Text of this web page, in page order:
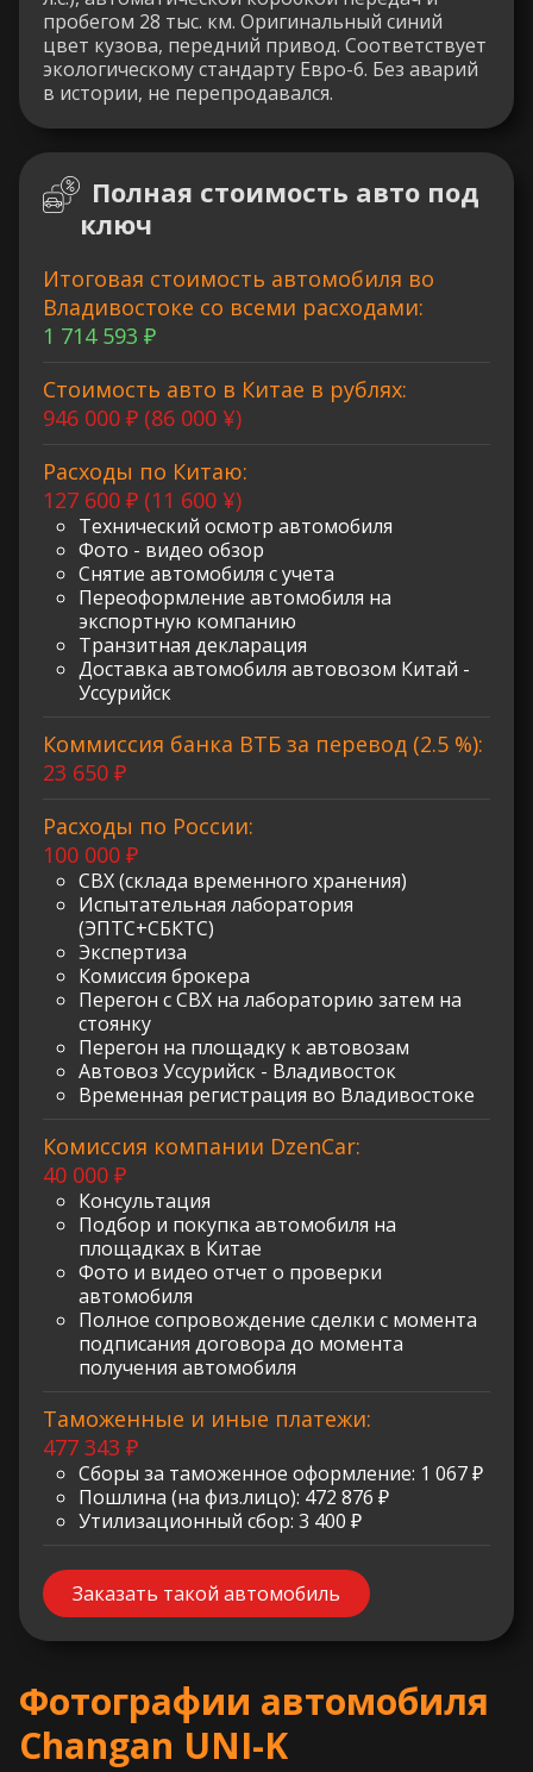
пробегом 28 тыс. км. Оригинальный синий
цвет кузова, передний привод. Соответствует
экологическому стандарту Евро-6. Без аварий
в истории, не перепродавался.
Полная стоимость авто под
ключ
Итоговая стоимость автомобиля во
Владивостоке со всеми расходами:
1 714 593 ₽
Стоимость авто в Китае в рублях:
946 000 ₽ (86 000 ¥)
Расходы по Китаю:
127 600 ₽ (11 600 ¥)
Технический осмотр автомобиля
Фото - видео обзор
Снятие автомобиля с учета
Переоформление автомобиля на
экспортную компанию
Транзитная декларация
Доставка автомобиля автовозом Китай -
Уссурийск
Коммиссия банка ВТБ за перевод (2.5 %):
23 650 ₽
Расходы по России:
100 000 ₽
СВХ (склада временного хранения)
Испытательная лаборатория
(ЭПТС+СБКТС)
Экспертиза
Комиссия брокера
Перегон с СВХ на лабораторию затем на
стоянку
Перегон на площадку к автовозам
Автовоз Уссурийск - Владивосток
Временная регистрация во Владивостоке
Комиссия компании DzenCar:
40 000 ₽
Консультация
Подбор и покупка автомобиля на
площадках в Китае
Фото и видео отчет о проверки
автомобиля
Полное сопровождение сделки с момента
подписания договора до момента
получения автомобиля
Таможенные и иные платежи:
477 343 ₽
Сборы за таможенное оформление: 1 067 ₽
Пошлина (на физ.лицо): 472 876 ₽
Утилизационный сбор: 3 400 ₽
Заказать такой автомобиль
Фотографии автомобиля
Changan UNI-K